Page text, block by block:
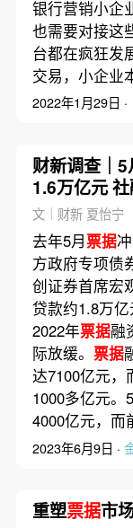
银行营销小企
也需要对接这
台都在疯狂发
交易，小企
2022年1月29日 ·
财新调查｜
1.6万亿元
文｜财新 夏怡宁
去年5月票据
方政府专项
创证券首席宏
贷款约1.8万
2022年票据融
际放缓。 票据
达7100亿元，
1000多亿元。
4000亿元，
2023年6月9日 ·
重塑票据市